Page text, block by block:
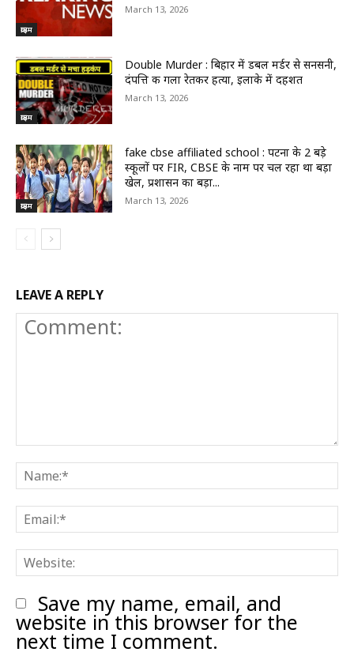
क्राइम
March 13, 2026
क्राइम
Double Murder : बिहार में डबल मर्डर से सनसनी,
दंपत्ति की गला रेतकर हत्या, इलाके में दहशत
March 13, 2026
क्राइम
fake cbse affiliated school : पटना के 2 बड़े
स्कूलों पर FIR, CBSE के नाम पर चल रहा था बड़ा
खेल, प्रशासन का बड़ा...
March 13, 2026
LEAVE A REPLY
Comment:
Save my name, email, and
website in this browser for the
next time I comment.